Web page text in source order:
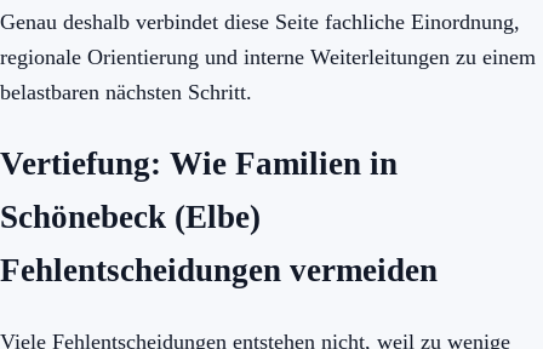
Genau deshalb verbindet diese Seite fachliche Einordnung,
regionale Orientierung und interne Weiterleitungen zu einem
belastbaren nächsten Schritt.
Vertiefung: Wie Familien in
Schönebeck (Elbe)
Fehlentscheidungen vermeiden
Viele Fehlentscheidungen entstehen nicht, weil zu wenige